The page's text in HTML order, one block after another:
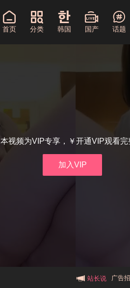
首页 分类 韩国 国产 话题
本视频为VIP专享，￥开通VIP观看完
加入VIP
站长说 广告